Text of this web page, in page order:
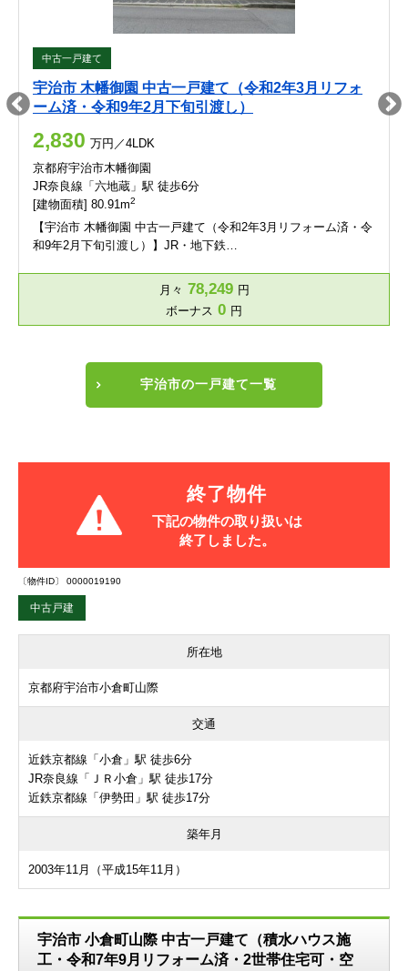
中古一戸建て
宇治市 木幡御園 中古一戸建て（令和2年3月リフォ
ーム済・令和9年2月下旬引渡し）
2,830 万円／4LDK
京都府宇治市木幡御園
JR奈良線「六地蔵」駅 徒歩6分
[建物面積] 80.91m2
【宇治市 木幡御園 中古一戸建て（令和2年3月リフォーム済・令
和9年2月下旬引渡し）】JR・地下鉄…
月々 78,249 円
ボーナス 0 円
宇治市の一戸建て一覧
終了物件
下記の物件の取り扱いは
終了しました。
〔物件ID〕 0000019190
中古戸建
所在地
京都府宇治市小倉町山際
交通
近鉄京都線「小倉」駅 徒歩6分
JR奈良線「ＪＲ小倉」駅 徒歩17分
近鉄京都線「伊勢田」駅 徒歩17分
築年月
2003年11月（平成15年11月）
宇治市 小倉町山際 中古一戸建て（積水ハウス施
工・令和7年9月リフォーム済・2世帯住宅可・空